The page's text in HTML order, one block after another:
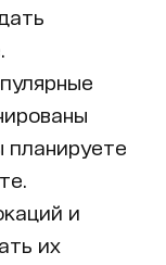
планируете
и
их